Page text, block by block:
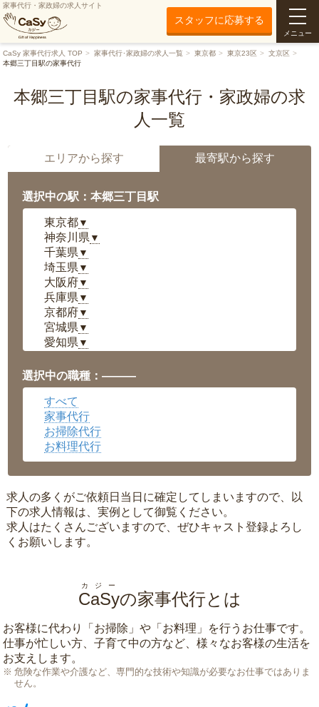
家事代行・家政婦の求人サイト
スタッフに応募する
メニュー
CaSy 家事代行求人 TOP 家事代行･家政婦の求人一覧 東京都 東京23区
文京区
本郷三丁目駅の家事代行
本郷三丁目駅の家事代行・家政婦の求
人一覧
エリアから探す 最寄駅から探す
選択中の駅：本郷三丁目駅
東京都▼
神奈川県 ▼
千葉県 ▼
埼玉県 ▼
大阪府▼
兵庫県 ▼
京都府▼
宮城県 ▼
愛知県 ▼
岡山県▼
広島県▼
沖縄県
選択中の職種：———
すべて
家事代行
お掃除代行
お料理代行
求人の多くがご依頼日当日に確定してしまいますので、以
下の求人情報は、実例として御覧ください。
求人はたくさんございますので、ぜひキャスト登録よろし
くお願いします。
CaSy
カジー
の家事代行とは
お客様に代わり「 お掃除 」や「 お料理 」を行うお仕事です。
仕事が忙しい方、子育て中の方など、様々なお客様の生活を
お支えします。
危険な作業や介護など、専門的な技術や知識が必要なお仕事ではありま
せん。